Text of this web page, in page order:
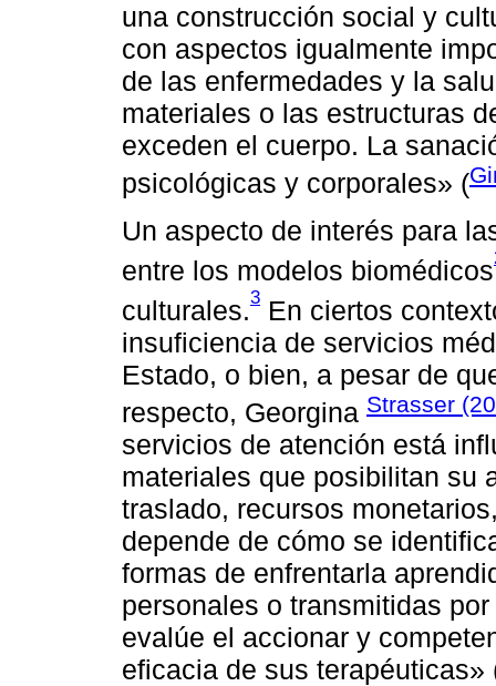
una construcción social y
con aspectos igualmente
de las enfermedades y la
materiales o las estructuras
exceden el cuerpo. La
psicológicas y corporales» (
Un aspecto de interés para
entre los modelos biomédicos
culturales.3 En ciertos
insuficiencia de servicios
Estado, o bien, a pesar de
respecto, Georgina Strasser
servicios de atención está
materiales que posibilitan su
traslado, recursos
depende de cómo se
formas de enfrentarla
personales o transmitidas
evalúe el accionar y
eficacia de sus terapéuticas»